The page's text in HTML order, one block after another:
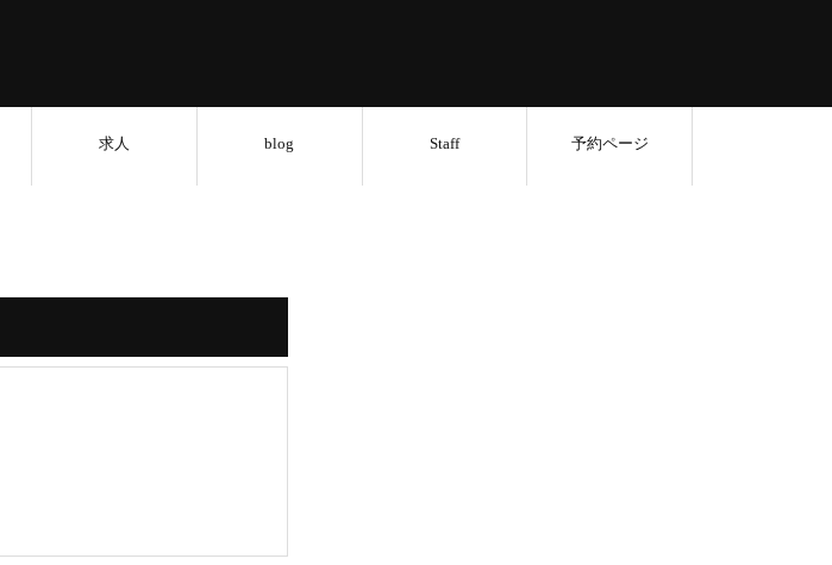
求人 blog Staff 予約ページ